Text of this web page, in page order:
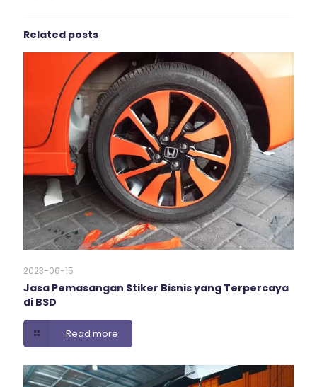
Related posts
2023-06-15
Jasa Pemasangan Stiker Bisnis yang Terpercaya
di BSD
Read more